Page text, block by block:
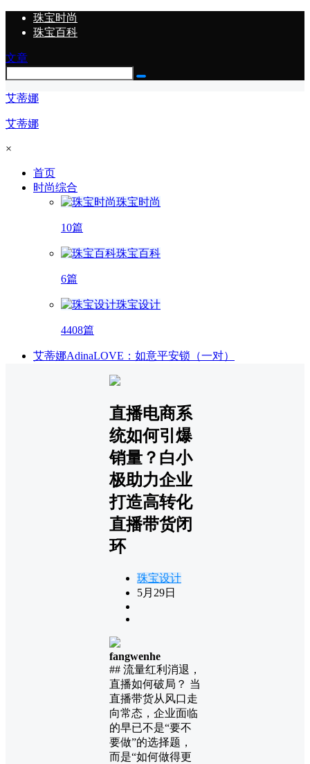
珠宝时尚
珠宝百科
文章
艾蒂娜
艾蒂娜
×
首页
时尚综合
珠宝时尚
10篇
珠宝百科
6篇
珠宝设计
4408篇
艾蒂娜AdinaLOVE：如意平安锁（一对）
直播电商系
统如何引爆
销量？白小
极助力企业
打造高转化
直播带货闭
环
珠宝设计
5月29日
fangwenhe
## 流量红利消退，
直播如何破局？ 当
直播带货从风口走
向常态，企业面临
的早已不是“要不
要做”的选择题，
而是“如何做得更